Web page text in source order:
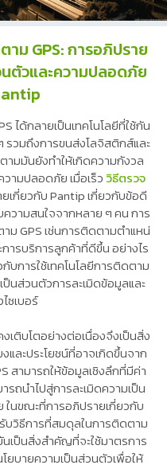
ม GPS: การอภิปราย
ตัวและความปลอดภัย
ได้กลายเป็นเทคโนโลยีที่ใช้กัน
วมถึงการขนส่งโลจิสติกส์และ
มมันยังทำให้เกิดความกังวล
ามปลอดภัย เมื่อเร็ว วิธีตรวจ
เกี่ยวกับ Pantip เกี่ยวกับข้อดี
วามสนใจจากหลาย ๆ คน การ
ม GPS เช่นการติดตามตำแหน่
ารบริการลูกค้าที่ดีขึ้น อย่างไร
บการใช้เทคโนโลยีการติดตาม
นส่วนตัวการละเมิดข้อมูลและ
ซเบอร์
เติบโตอย่างต่อเนื่องจึงเป็นสิ่ง
ละประโยชน์ที่อาจเกิดขึ้นจาก
สามารถให้ข้อมูลเชิงลึกที่มีค่า
ถนำไปสู่การละเมิดความเป็น
ในขณะที่การอภิปรายเกี่ยวกับ
บวิธีการที่สมดุลในการติดตาม
เป็นสิ่งสำคัญที่จะใช้มาตรการ
ยบายความเป็นส่วนตัวเพื่อให้